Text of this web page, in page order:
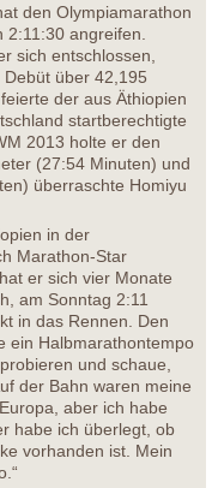
den Olympiamarathon
angreifen.
sich entschlossen,
über 42,195
der aus Äthiopien
startberechtigte
2013 holte er den
(27:54 Minuten) und
überraschte Homiyu
in der
Marathon-Star
er sich vier Monate
am Sonntag 2:11
in das Rennen. Den
ein Halbmarathontempo
und schaue,
der Bahn waren meine
aber ich habe
habe ich überlegt, ob
vorhanden ist. Mein